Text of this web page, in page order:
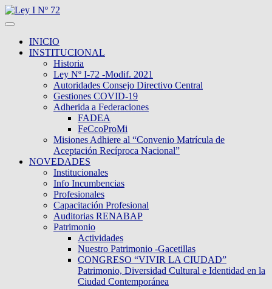
INICIO
INSTITUCIONAL
Historia
Ley Nº I-72 -Modif. 2021
Autoridades Consejo Directivo Central
Gestiones COVID-19
Adherida a Federaciones
FADEA
FeCcoProMi
Misiones Adhiere al “Convenio Matrícula de
Aceptación Recíproca Nacional”
NOVEDADES
Institucionales
Info Incumbencias
Profesionales
Capacitación Profesional
Auditorias RENABAP
Patrimonio
Actividades
Nuestro Patrimonio -Gacetillas
CONGRESO “VIVIR LA CIUDAD”
Patrimonio, Diversidad Cultural e Identidad en la
Ciudad Contemporánea